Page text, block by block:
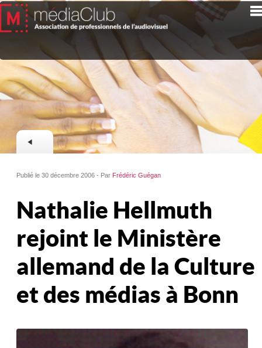
Publié le 30 décembre 2006 - Par Frédéric Guégan
Nathalie Hellmuth
rejoint le Ministère
allemand de la Culture
et des médias à Bonn